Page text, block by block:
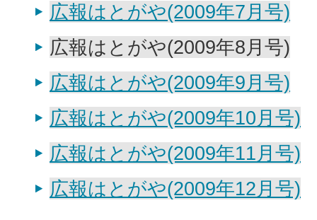
広報はとがや(2009年7月号)
広報はとがや(2009年8月号)
広報はとがや(2009年9月号)
広報はとがや(2009年10月号)
広報はとがや(2009年11月号)
広報はとがや(2009年12月号)